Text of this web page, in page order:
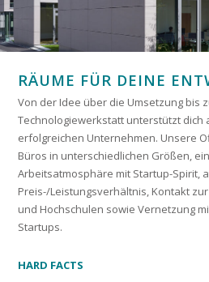
RÄUME FÜR DEINE
Von der Idee über die Umsetzung bis
Technologiewerkstatt unterstützt dich
erfolgreichen Unternehmen. Unsere
Büros in unterschiedlichen Größen,
Arbeitsatmosphäre mit Startup-Spirit,
Preis-/Leistungsverhältnis, Kontakt
und Hochschulen sowie Vernetzung
Startups.
HARD FACTS